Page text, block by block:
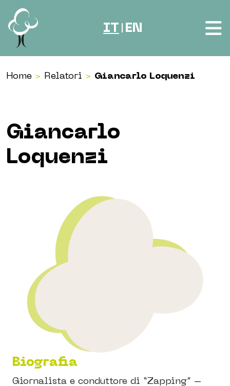
Vai al contenuto
IT EN
Home > Relatori > Giancarlo Loquenzi
Giancarlo
Loquenzi
Biografia
Giornalista e conduttore di “Zapping” –